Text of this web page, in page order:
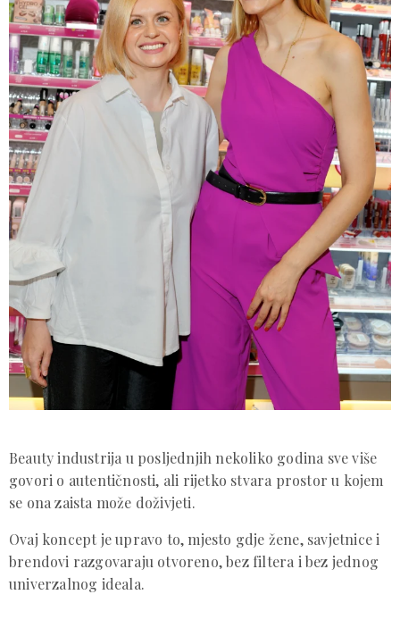
Beauty industrija u posljednjih nekoliko godina sve više
govori o autentičnosti, ali rijetko stvara prostor u kojem
se ona zaista može doživjeti.
Ovaj koncept je upravo to, mjesto gdje žene, savjetnice i
brendovi razgovaraju otvoreno, bez filtera i bez jednog
univerzalnog ideala.